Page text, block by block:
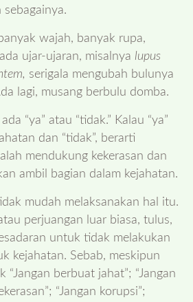
sebagainya.
wajah, banyak rupa,
ujar-ujaran, misalnya lupus
serigala mengubah bulunya
lagi, musang berbulu domba.
“ya” atau “tidak.” Kalau “ya”
dan “tidak”, berarti
mendukung kekerasan dan
ambil bagian dalam kejahatan.
mudah melaksanakan hal itu.
perjuangan luar biasa, tulus,
untuk tidak melakukan
kejahatan. Sebab, meskipun
berbuat jahat”; “Jangan
“Jangan korupsi”;